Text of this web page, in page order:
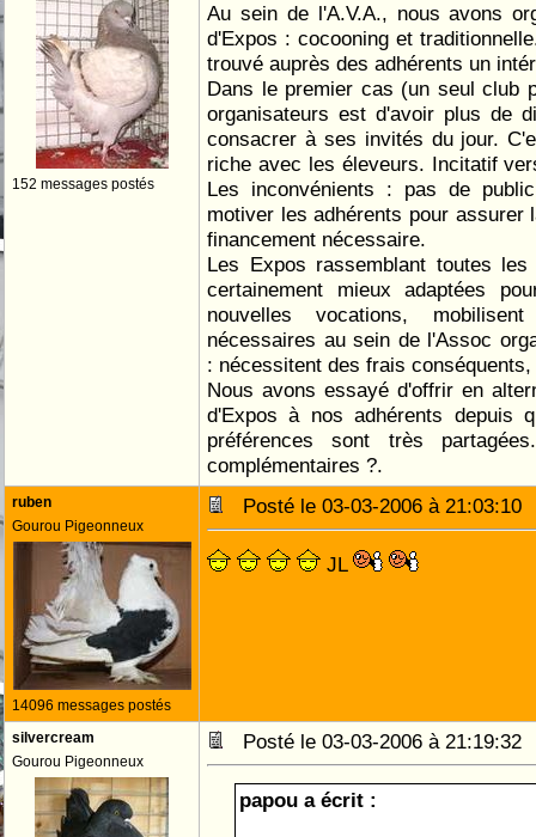
152 messages postés
Au sein de l'A.V.A., nous avons
d'Expos : cocooning et
trouvé auprès des adhérents un
Dans le premier cas (un seul club
organisateurs est d'avoir plus de
consacrer à ses invités du jour.
riche avec les éleveurs. Incitatif
Les inconvénients : pas de
motiver les adhérents pour assurer
financement nécessaire.
Les Expos rassemblant toutes
certainement mieux adaptées
nouvelles vocations,
nécessaires au sein de l'Assoc
: nécessitent des frais
Nous avons essayé d'offrir en
d'Expos à nos adhérents depuis
préférences sont très
complémentaires ?.
ruben
Gourou Pigeonneux
14096 messages postés
Posté le 03-03-2006 à
JL
silvercream
Gourou Pigeonneux
Posté le 03-03-2006 à
papou a écrit :